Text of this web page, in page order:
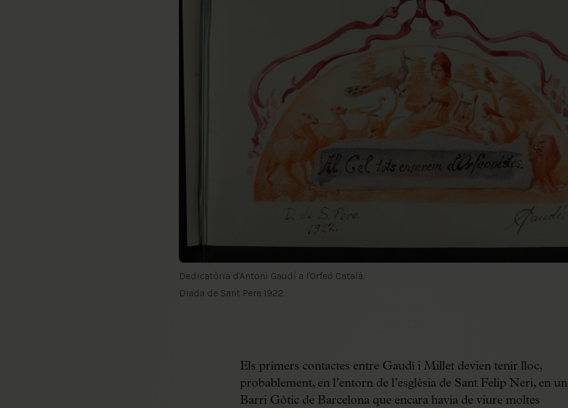
Dedicatòria d'Antoni Gaudí a l'Orfeó Català
Diada de Sant Pere 1922
Els primers contactes entre Gaudí i Millet devien tenir lloc,
probablement, en l’entorn de l’església de Sant Felip Neri, en un
Barri Gòtic de Barcelona que encara havia de viure moltes